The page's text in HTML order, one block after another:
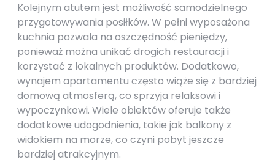
Kolejnym atutem jest możliwość samodzielnego
przygotowywania posiłków. W pełni wyposażona
kuchnia pozwala na oszczędność pieniędzy,
ponieważ można unikać drogich restauracji i
korzystać z lokalnych produktów. Dodatkowo,
wynajem apartamentu często wiąże się z bardziej
domową atmosferą, co sprzyja relaksowi i
wypoczynkowi. Wiele obiektów oferuje także
dodatkowe udogodnienia, takie jak balkony z
widokiem na morze, co czyni pobyt jeszcze
bardziej atrakcyjnym.